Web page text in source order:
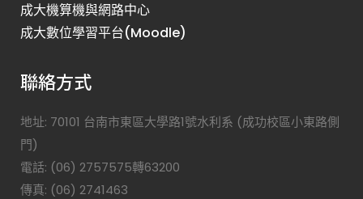
成大機算機與網路中心
成大數位學習平台(Moodle)
聯絡方式
地址: 70101 台南市東區大學路1號水利系 (成功校區小東路側
門)
電話: (06) 2757575轉63200
傳真: (06) 2741463